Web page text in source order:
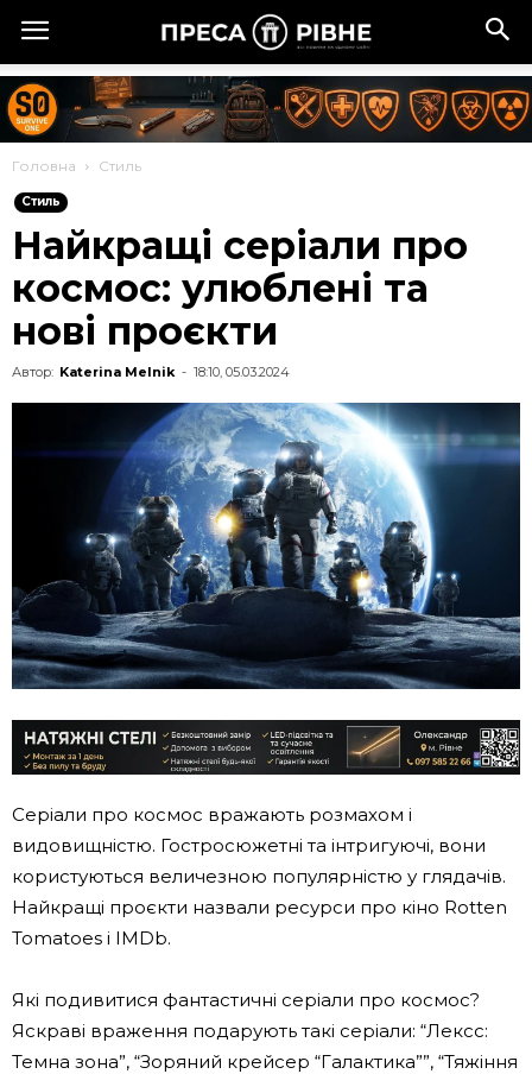
Головна Стиль
Стиль
Найкращі серіали про
космос: улюблені та
нові проєкти
Автор: Katerina Melnik - 18:10, 05.03.2024
Серіали про космос вражають розмахом і
видовищністю. Гостросюжетні та інтригуючі, вони
користуються величезною популярністю у глядачів.
Найкращі проєкти назвали ресурси про кіно Rotten
Tomatoes і IMDb.
Які подивитися фантастичні серіали про космос?
Яскраві враження подарують такі серіали: “Лексс:
Темна зона”, “Зоряний крейсер “Галактика””, “Тяжіння